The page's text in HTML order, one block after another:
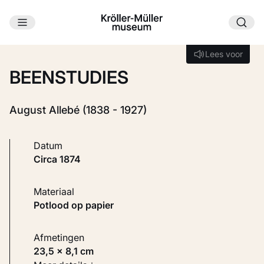
Ga naar hoofdinhoud
Lees voor
Lees voor
BEENSTUDIES
August Allebé (1838 - 1927)
Datum
circa 1874
Materiaal
Potlood op papier
Afmetingen
23,5 × 8,1 cm